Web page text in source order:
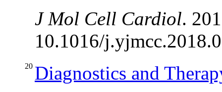
J Mol Cell Cardiol.
10.1016/
20 Diagnostics and